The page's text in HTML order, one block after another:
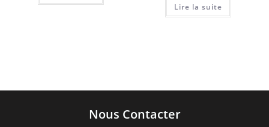
Lire la suite
Nous Contacter